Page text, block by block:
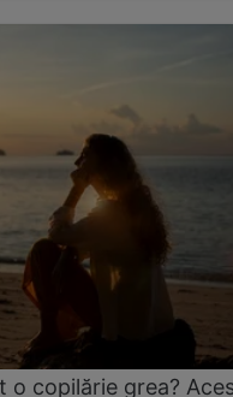
o copilărie grea?